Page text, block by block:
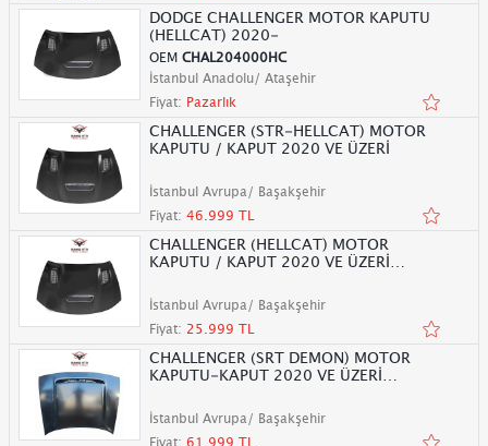
DODGE CHALLENGER MOTOR KAPUTU
(HELLCAT) 2020-
OEM CHAL204000HC
İstanbul Anadolu/ Ataşehir
Fiyat: Pazarlık
CHALLENGER (STR-HELLCAT) MOTOR
KAPUTU / KAPUT 2020 VE ÜZERİ
İstanbul Avrupa/ Başakşehir
Fiyat: 46.999 TL
CHALLENGER (HELLCAT) MOTOR
KAPUTU / KAPUT 2020 VE ÜZERİ
İstanbul Avrupa/ Başakşehir
Fiyat: 25.999 TL
CHALLENGER (SRT DEMON) MOTOR
KAPUTU-KAPUT 2020 VE ÜZERİ
İstanbul Avrupa/ Başakşehir
Fiyat: 61.999 TL